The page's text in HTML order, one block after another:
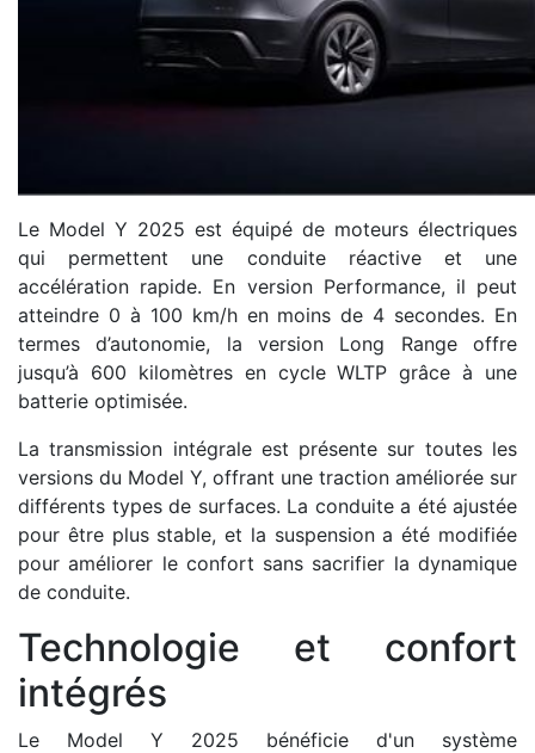
Le Model Y 2025 est équipé de moteurs électriques
qui permettent une conduite réactive et une
accélération rapide. En version Performance, il peut
atteindre 0 à 100 km/h en moins de 4 secondes. En
termes d’autonomie, la version Long Range offre
jusqu’à 600 kilomètres en cycle WLTP grâce à une
batterie optimisée.
La transmission intégrale est présente sur toutes les
versions du Model Y, offrant une traction améliorée sur
différents types de surfaces. La conduite a été ajustée
pour être plus stable, et la suspension a été modifiée
pour améliorer le confort sans sacrifier la dynamique
de conduite.
Technologie et confort
intégrés
Le Model Y 2025 bénéficie d'un système